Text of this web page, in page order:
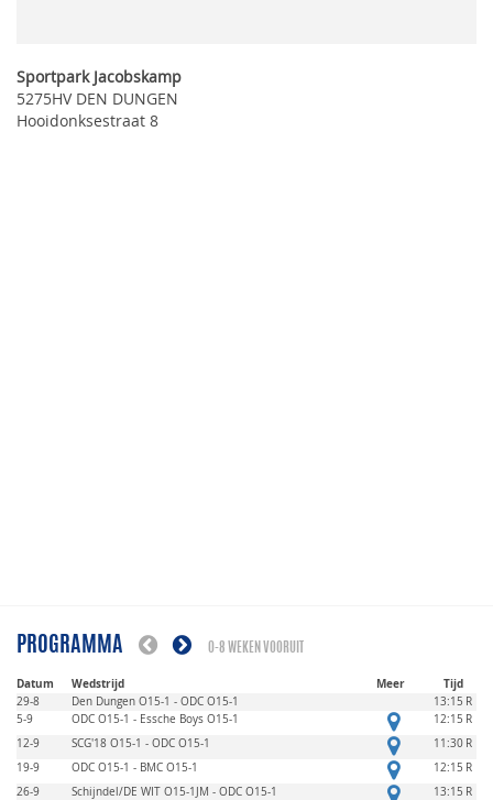
Sportpark Jacobskamp
5275HV DEN DUNGEN
Hooidonksestraat 8
PROGRAMMA 0-8 WEKEN VOORUIT
Datum Wedstrijd Meer Tijd
29-8 Den Dungen O15-1 - ODC O15-1 13:15 R
5-9
ODC O15-1 - Essche Boys O15-1 12:15 R
12-9
SCG'18 O15-1 - ODC O15-1 11:30 R
19-9
ODC O15-1 - BMC O15-1 12:15 R
26-9
Schijndel/DE WIT O15-1JM - ODC O15-1 13:15 R